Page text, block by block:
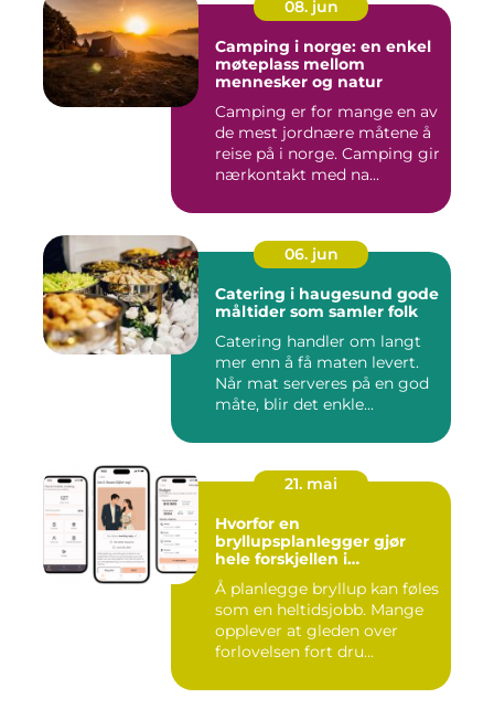
08. jun
Camping i norge: en enkel
møteplass mellom
mennesker og natur
Camping er for mange en av
de mest jordnære måtene å
reise på i norge. Camping gir
nærkontakt med na...
06. jun
Catering i haugesund gode
måltider som samler folk
Catering handler om langt
mer enn å få maten levert.
Når mat serveres på en god
måte, blir det enkle...
21. mai
Hvorfor en
bryllupsplanlegger gjør
hele forskjellen i
bryllupsplanleggingen
Å planlegge bryllup kan føles
som en heltidsjobb. Mange
opplever at gleden over
forlovelsen fort dru...